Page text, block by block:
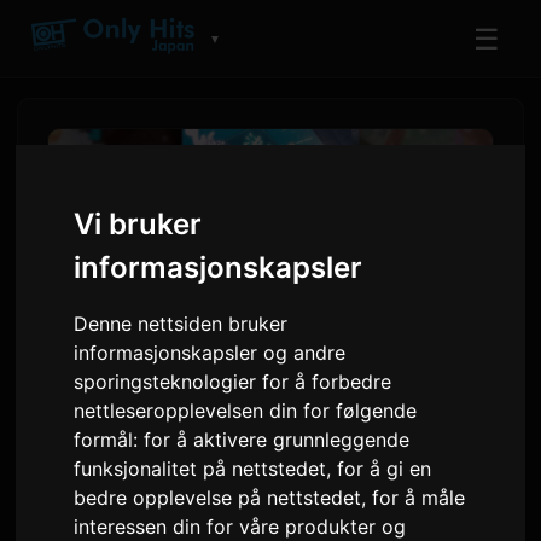
Vi bruker
informasjonskapsler
Denne nettsiden bruker
informasjonskapsler og andre
sporingsteknologier for å forbedre
nettleseropplevelsen din for følgende
formål:for å aktivere grunnleggende
funksjonalitet på nettstedet,for å gi en
bedre opplevelse på nettstedet,for å måle
interessen din for våre produkter og
▼ ☰
Netflix-animefilmen 'Super
Kaguya-hime!' avslutter
kinovisningen, kunngjør siste